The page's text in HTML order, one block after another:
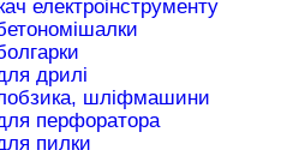
електроінструменту
дрилі
шліфмашини
перфоратора
пилки